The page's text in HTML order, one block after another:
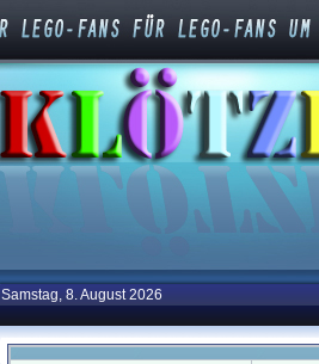
Samstag, 8. August 2026